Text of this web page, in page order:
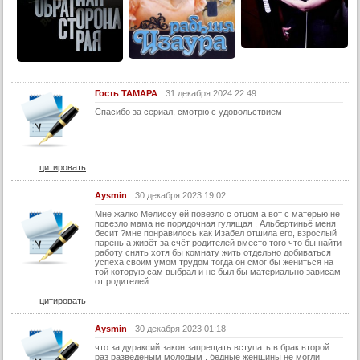
13 серия
13 серия (суб)
15 серия
15 серия (суб)
16 серия
16 серия (суб)
17 серия (суб)
18 серия
18 серия (суб)
19 серия (суб)
20 серия (суб)
Гость ТАМАРА
31 декабря 2024 22:49
Спасибо за сериал, смотрю с удовольствием
цитировать
Aysmin
30 декабря 2023 19:02
Мне жалко Мелиссу ей повезло с отцом а вот с матерью не
повезло мама не порядочная гулящая . Альбертиньë меня
бесит ?мне понравилось как Изабел отшила его, взрослый
парень а живёт за счёт родителей вместо того что бы найти
работу снять хотя бы комнату жить отдельно добиваться
успеха своим умом трудом тогда он смог бы жениться на
той которую сам выбрал и не был бы материально зависам
от родителей.
цитировать
Aysmin
30 декабря 2023 01:18
что за дураксий закон запрещать вступать в брак второй
раз разведеным молодым , бедные женщины не могли